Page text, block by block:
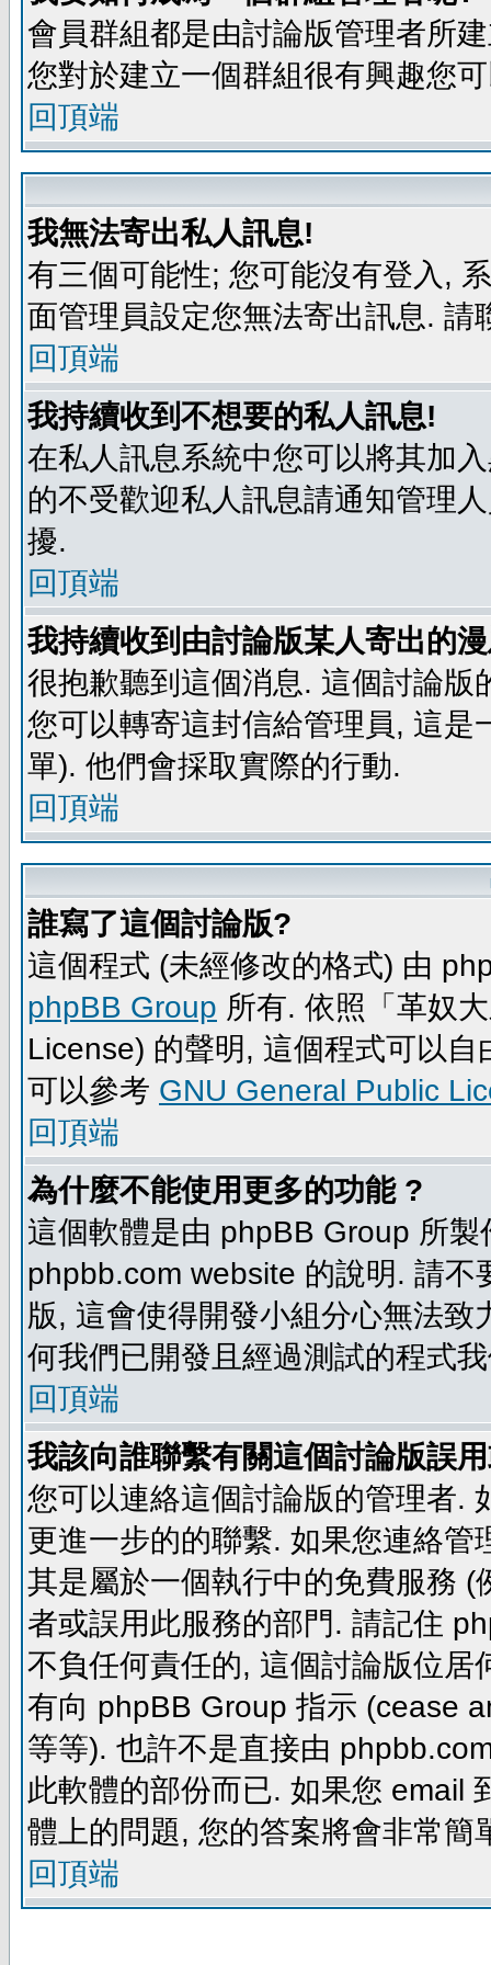
會員群組都是由討論版管理者所
您對於建立一個群組很有興趣您
回頂端
我無法寄出私人訊息!
有三個可能性; 您可能沒有登入,
面管理員設定您無法寄出訊息. 請
回頂端
我持續收到不想要的私人訊息!
在私人訊息系統中您可以將其加
的不受歡迎私人訊息請通知管理
擾.
回頂端
我持續收到由討論版某人寄出的
很抱歉聽到這個消息. 這個討論
您可以轉寄這封信給管理員, 這
單). 他們會採取實際的行動.
回頂端
誰寫了這個討論版?
這個程式 (未經修改的格式) 由
phpBB Group 所有. 依照「革奴
License) 的聲明, 這個程式可以
可以參考 GNU General Public
回頂端
為什麼不能使用更多的功能 ?
這個軟體是由 phpBB Group 所
phpbb.com website 的說明. 請
版, 這會使得開發小組分心無法
何我們已開發且經過測試的程式
回頂端
我該向誰聯繫有關這個討論版誤
您可以連絡這個討論版的管理者.
更進一步的的聯繫. 如果您連絡
其是屬於一個執行中的免費服務
者或誤用此服務的部門. 請記住
不負任何責任的, 這個討論版位
有向 phpBB Group 指示 (cease
等等). 也許不是直接由
此軟體的部份而已. 如果您 email
體上的問題, 您的答案將會非常簡
回頂端